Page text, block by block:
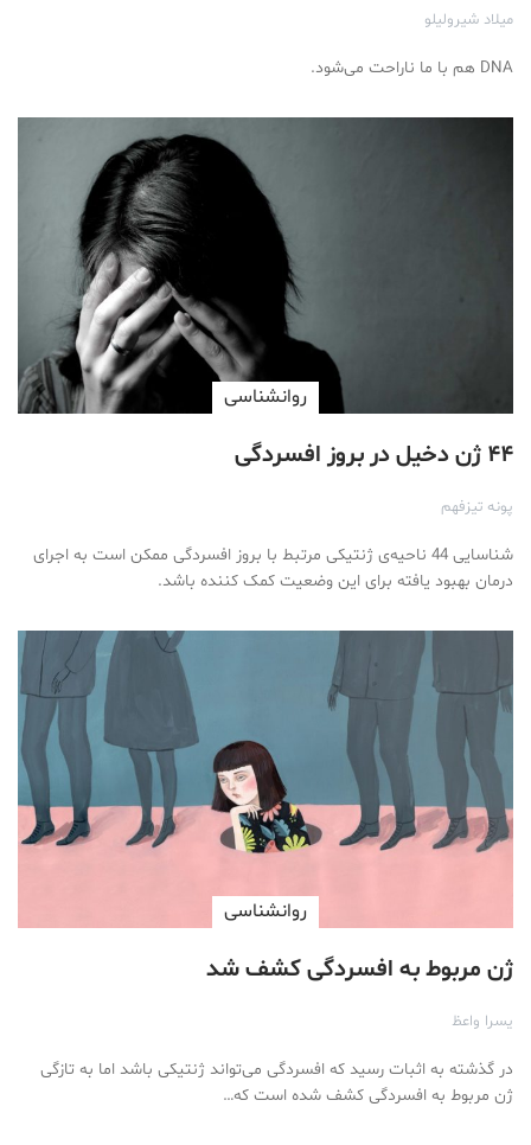
میلاد شیرولیلو
DNA هم با ما ناراحت می‌شود.
روانشناسی
۴۴ ژن دخیل در بروز افسردگی
پونه تیزفهم
شناسایی 44 ناحیه‌ی ژنتیکی مرتبط با بروز افسردگی ممکن است به اجرای
درمان بهبود یافته برای این وضعیت کمک کننده باشد.
روانشناسی
ژن مربوط به افسردگی کشف شد
یسرا واعظ
در گذشته به اثبات رسید که افسردگی می‌تواند ژنتیکی باشد اما به تازگی
ژن مربوط به افسردگی کشف شده است که…